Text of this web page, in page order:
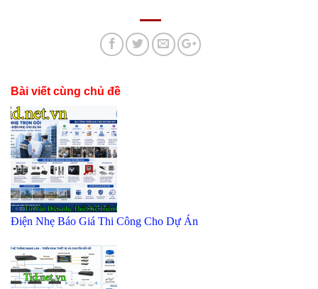
Bài viết cùng chủ đề
Điện Nhẹ Báo Giá Thi Công Cho Dự Án